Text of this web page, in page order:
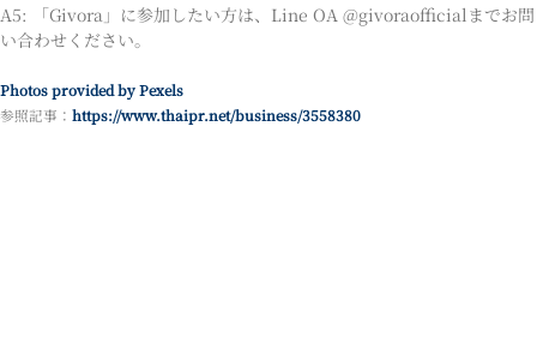
A5: 「Givora」に参加したい方は、Line OA @givoraofficialまでお問
い合わせください。
Photos provided by Pexels
参照記事： https://www.thaipr.net/business/3558380